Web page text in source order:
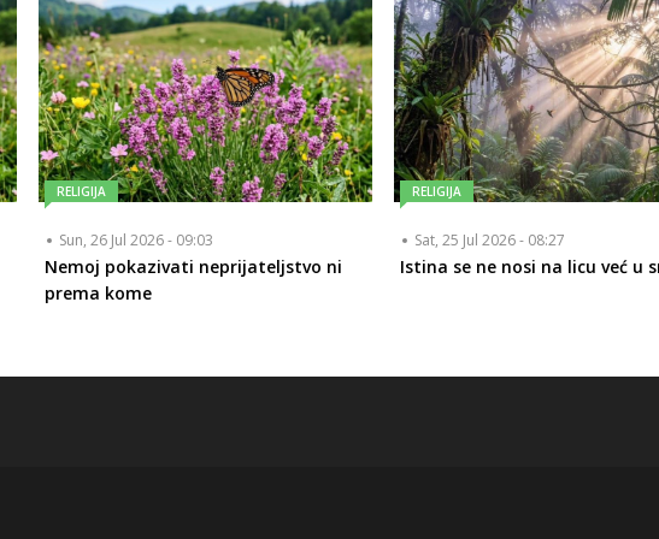
RELIGIJA
Sun, 26 Jul 2026 - 09:03
Nemoj pokazivati neprijateljstvo ni
prema kome
RELIGIJA
Sat, 25 Jul 2026 - 08:27
Istina se ne nosi na licu već u